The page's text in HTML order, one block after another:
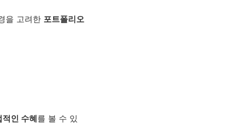
을 고려한 포트폴리오
인 수혜를 볼 수 있